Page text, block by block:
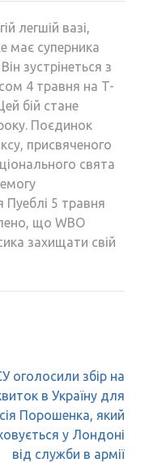
легшій вазі,
має суперника
зустрінеться з
4 травня на T-
бій стане
Поєдинок
присвяченого
свята
Пуеблі 5 травня
що WBO
захищати свій
оголосили збір на
в Україну для
Порошенка, який
у Лондоні
від служби в армії